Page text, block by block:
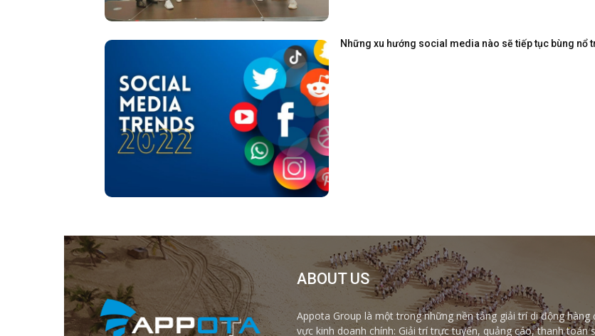
Những xu hướng social media nào sẽ tiếp tục bùng nổ
ABOUT US
Appota Group là một trong những nền tảng giải trí di động
vực kinh doanh chính: Giải trí trực tuyến, quảng cáo, thanh